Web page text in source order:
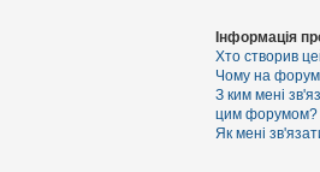
Інформація
Хто створив
Чому на
З ким мені
цим форумом?
Як мені